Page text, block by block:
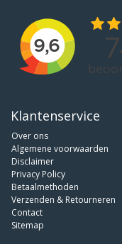
Klantenservice
Over ons
Algemene voorwaarden
Disclaimer
Privacy Policy
Betaalmethoden
Verzenden & Retourneren
Contact
Sitemap